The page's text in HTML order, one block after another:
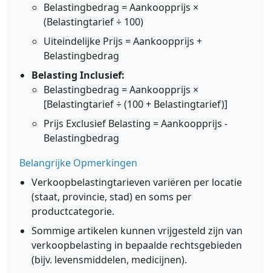
Belastingbedrag = Aankoopprijs ×
(Belastingtarief ÷ 100)
Uiteindelijke Prijs = Aankoopprijs +
Belastingbedrag
Belasting Inclusief:
Belastingbedrag = Aankoopprijs ×
[Belastingtarief ÷ (100 + Belastingtarief)]
Prijs Exclusief Belasting = Aankoopprijs -
Belastingbedrag
Belangrijke Opmerkingen
Verkoopbelastingtarieven variëren per locatie
(staat, provincie, stad) en soms per
productcategorie.
Sommige artikelen kunnen vrijgesteld zijn van
verkoopbelasting in bepaalde rechtsgebieden
(bijv. levensmiddelen, medicijnen).